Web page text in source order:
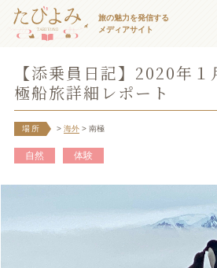
旅の魅力を発信する
メディアサイト
【添乗員日記】2020年
極船旅詳細レポート
場所 > 海外 > 南極
自然 体験